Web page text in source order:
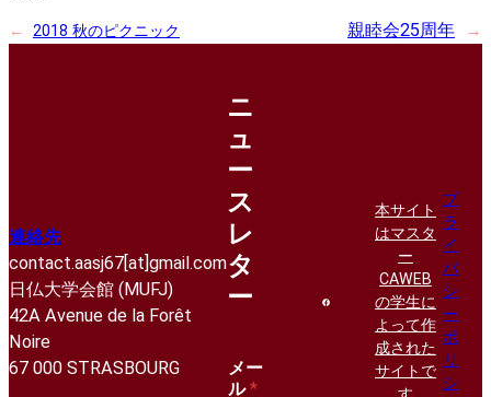
← 2018 秋のピクニック 親睦会25周年 →
連絡先
contact.aasj67[at]gmail.com
日仏大学会館 (MUFJ)
42A Avenue de la Forêt
Noire
67 000 STRASBOURG
ニ
ュ
ー
ス
レ
タ
ー
メー
ル*
本サイト
はマスタ
ー
CAWEB
の学生に
よって作
成された
サイトで
プ
ラ
イ
バ
シ
ー
ポ
リ
シ